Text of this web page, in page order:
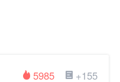
+155
5985